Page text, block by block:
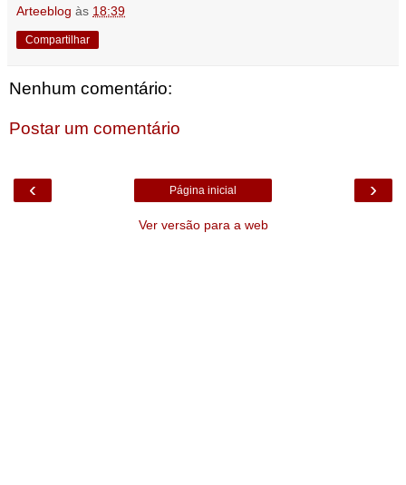
Arteeblog às 18:39
Compartilhar
Nenhum comentário:
Postar um comentário
‹ ›
Página inicial
Ver versão para a web